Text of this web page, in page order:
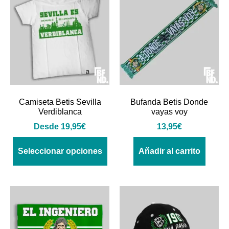
Camiseta Betis Sevilla
Verdiblanca
Desde 19,95€
Seleccionar opciones
Bufanda Betis Donde
vayas voy
13,95€
Añadir al carrito